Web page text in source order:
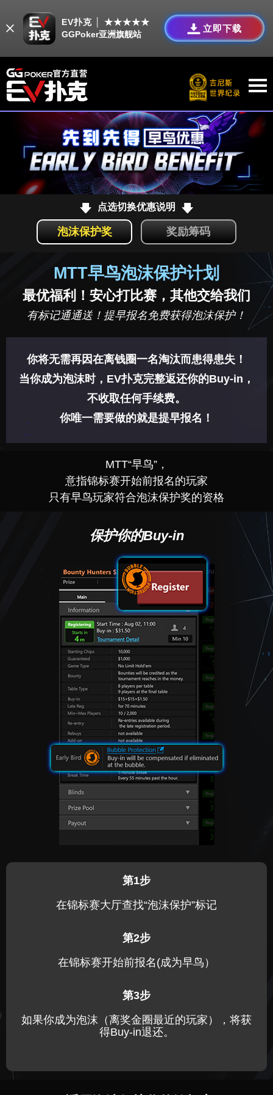
EV扑克 │ ★★★★★
GGPoker亚洲旗舰站
立即下载
点选切换优惠说明
泡沫保护奖 奖励筹码
MTT早鸟泡沫保护计划
最优福利！安心打比赛，其他交给我们
有标记通通送！提早报名免费获得泡沫保护！
你将无需再因在离钱圈一名淘汰而患得患失！
当你成为泡沫时，EV扑克完整返还你的Buy-in，
不收取任何手续费。
你唯一需要做的就是提早报名！
MTT“早鸟”，
意指锦标赛开始前报名的玩家
只有早鸟玩家符合泡沫保护奖的资格
保护你的Buy-in
第1步
在锦标赛大厅查找“泡沫保护”标记
第2步
在锦标赛开始前报名(成为早鸟）
第3步
如果你成为泡沫（离奖金圈最近的玩家），将获
得Buy-in退还。